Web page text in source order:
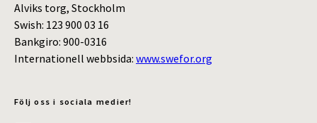
Alviks torg, Stockholm
Swish: 123 900 03 16
Bankgiro: 900-0316
Internationell webbsida: www.swefor.org
Följ oss i sociala medier!